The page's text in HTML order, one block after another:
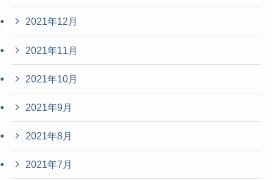
2021年12月
2021年11月
2021年10月
2021年9月
2021年8月
2021年7月